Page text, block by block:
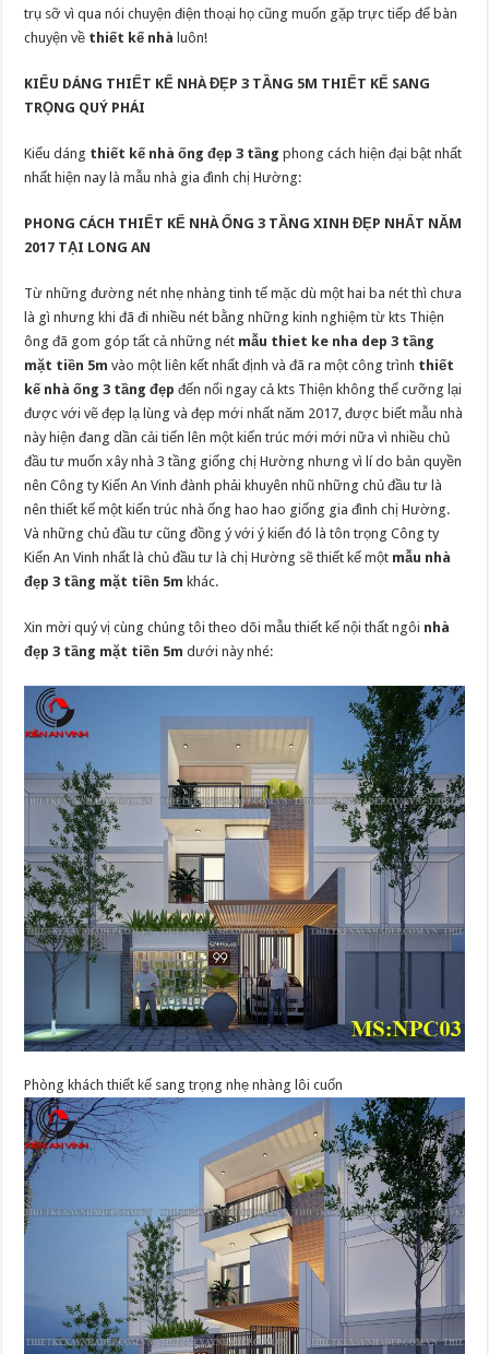
trụ sỡ vì qua nói chuyện điện thoại họ cũng muốn gặp trực tiếp để bàn
chuyện về thiết kế nhà luôn!
KIỂU DÁNG THIẾT KẾ NHÀ ĐẸP 3 TẦNG 5M THIẾT KẾ SANG
TRỌNG QUÝ PHÁI
Kiểu dáng thiết kế nhà ống đẹp 3 tầng phong cách hiện đại bật nhất
nhất hiện nay là mẫu nhà gia đình chị Hường:
PHONG CÁCH THIẾT KẾ NHÀ ỐNG 3 TẦNG XINH ĐẸP NHẤT NĂM
2017 TẠI LONG AN
Từ những đường nét nhẹ nhàng tinh tế mặc dù một hai ba nét thì chưa
là gì nhưng khi đã đi nhiều nét bằng những kinh nghiệm từ kts Thiện
ông đã gom góp tất cả những nét mẫu thiet ke nha dep 3 tầng
mặt tiền 5m vào một liên kết nhất định và đã ra một công trình thiết
kế nhà ống 3 tầng đẹp đến nổi ngay cả kts Thiện không thể cưỡng lại
được với vẽ đẹp lạ lùng và đẹp mới nhất năm 2017, được biết mẫu nhà
này hiện đang dần cải tiến lên một kiến trúc mới mới nữa vì nhiều chủ
đầu tư muốn xây nhà 3 tầng giống chị Hường nhưng vì lí do bản quyền
nên Công ty Kiến An Vinh đành phải khuyên nhũ những chủ đầu tư là
nên thiết kế một kiến trúc nhà ống hao hao giống gia đình chị Hường.
Và những chủ đầu tư cũng đồng ý với ý kiến đó là tôn trọng Công ty
Kiến An Vinh nhất là chủ đầu tư là chị Hường sẽ thiết kế một mẫu nhà
đẹp 3 tầng mặt tiền 5m khác.
Xin mời quý vị cùng chúng tôi theo dõi mẫu thiết kế nội thất ngôi nhà
đẹp 3 tầng mặt tiền 5m dưới này nhé:
Phòng khách thiết kế sang trọng nhẹ nhàng lôi cuốn